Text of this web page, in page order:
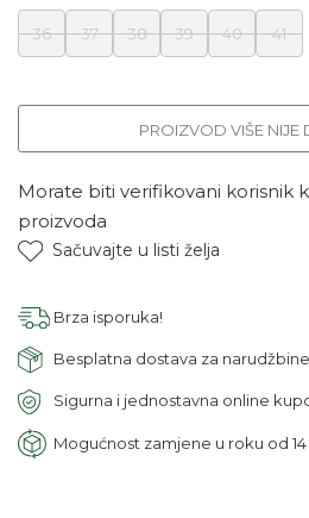
36 37 38 39 40 41
PROIZVOD VIŠE NIJE
Morate biti verifikovani korisnik
proizvoda
Sačuvajte u listi želja
Brza isporuka!
Besplatna dostava za
Sigurna i jednostavna online
Mogućnost zamjene u roku od